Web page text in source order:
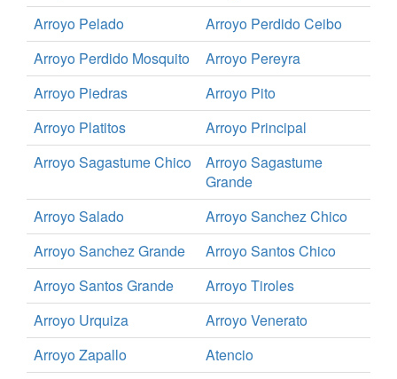
Arroyo Pelado
Arroyo Perdido Ceibo
Arroyo Perdido Mosquito
Arroyo Pereyra
Arroyo Piedras
Arroyo Pito
Arroyo Platitos
Arroyo Principal
Arroyo Sagastume Chico
Arroyo Sagastume
Grande
Arroyo Salado
Arroyo Sanchez Chico
Arroyo Sanchez Grande
Arroyo Santos Chico
Arroyo Santos Grande
Arroyo Tiroles
Arroyo Urquiza
Arroyo Venerato
Arroyo Zapallo
Atencio